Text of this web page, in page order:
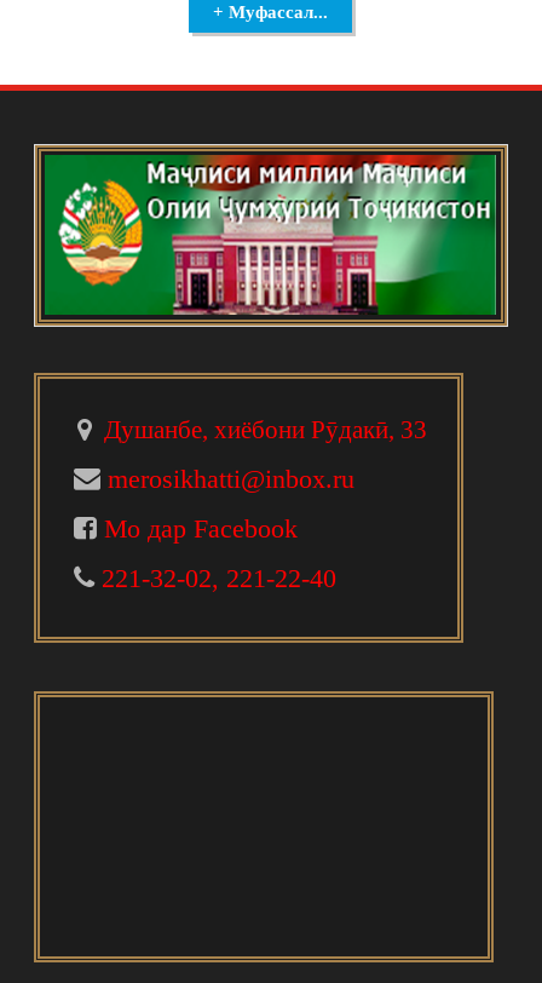
+ Муфассал...
Душанбе, хиёбони Рӯдакӣ, 33
merosikhatti@inbox.ru
Мо дар Facebook
221-32-02, 221-22-40